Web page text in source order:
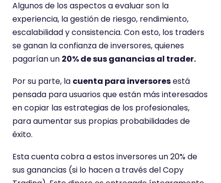
Algunos de los aspectos a evaluar son la
experiencia, la gestión de riesgo, rendimiento,
escalabilidad y consistencia. Con esto, los traders
se ganan la confianza de inversores, quienes
pagarían un 20% de sus ganancias al trader.
Por su parte, la cuenta para inversoresestá
pensada para usuarios que están más interesados
en copiar las estrategias de los profesionales,
para aumentar sus propias probabilidades de
éxito.
Esta cuenta cobra a estos inversores un 20% de
sus ganancias (si lo hacen a través del Copy